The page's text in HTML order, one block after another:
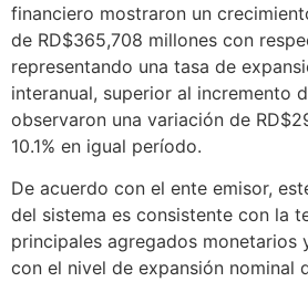
financiero mostraron un
de RD$365,708 millones con
representando una tasa de
interanual, superior al incremento
observaron una variación de
10.1% en igual período.
De acuerdo con el ente emisor,
del sistema es consistente con la
principales agregados monetarios
con el nivel de expansión nominal